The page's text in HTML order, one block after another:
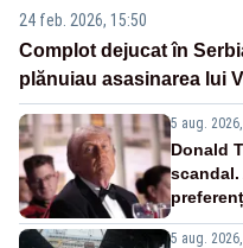
24 feb. 2026, 15:50
Complot dejucat în
plănuiau asasinarea lui
5 aug.
Donald
5 aug.